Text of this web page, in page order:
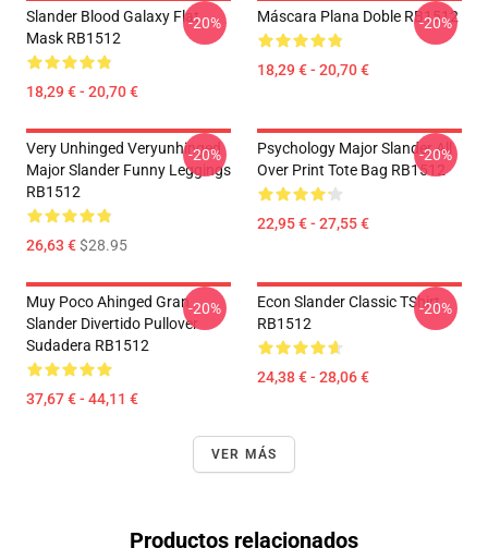
Slander Blood Galaxy Flat
Mask RB1512
18,29 € - 20,70 €
-20% Máscara Plana Doble RB1512
18,29 € - 20,70 €
-20%
Very Unhinged Veryunhinged
Major Slander Funny Leggings
RB1512
26,63 €$28.95
-20%
Psychology Major Slander All
Over Print Tote Bag RB1512
22,95 € - 27,55 €
-20%
Muy Poco Ahinged Gran
Slander Divertido Pullover
Sudadera RB1512
37,67 € - 44,11 €
-20%
Econ Slander Classic TShirt
RB1512
24,38 € - 28,06 €
-20%
VER MÁS
Productos relacionados